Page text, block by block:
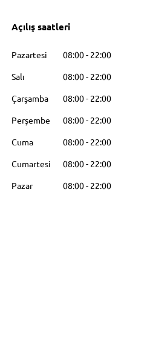
Açılış saatleri
Pazartesi 08:00- 22:00
Salı
08:00- 22:00
Çarşamba
08:00- 22:00
Perşembe
08:00- 22:00
Cuma
08:00- 22:00
Cumartesi
08:00- 22:00
Pazar
08:00- 22:00